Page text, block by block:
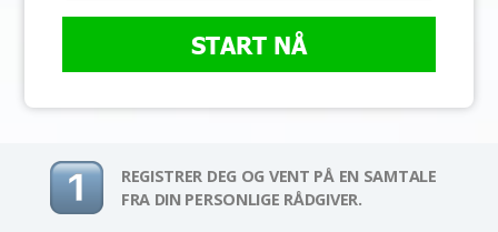
START NÅ
REGISTRER DEG OG VENT PÅ EN SAMTALE
FRA DIN PERSONLIGE RÅDGIVER.